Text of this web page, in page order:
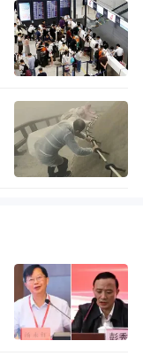
村仍处于从传
，城乡关系深